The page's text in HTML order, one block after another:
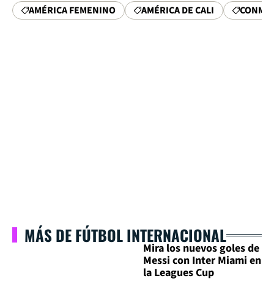
AMÉRICA FEMENINO AMÉRICA DE CALI
MÁS DE FÚTBOL INTERNACIONAL
Mira los nuevos goles de
Messi con Inter Miami en
la Leagues Cup